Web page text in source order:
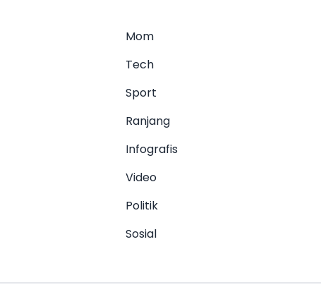
Mom
Tech
Sport
Ranjang
Infografis
Video
Politik
Sosial